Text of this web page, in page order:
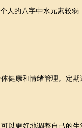
人的八字中水元素较
健康和情绪管理。定
以更好地调整自己的